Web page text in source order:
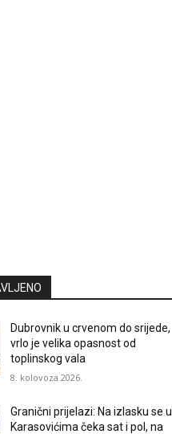
Dubrovnik u crvenom do srijede,
vrlo je velika opasnost od
toplinskog vala
8. kolovoza 2026.
Granični prijelazi: Na izlasku se u
Karasovićima čeka sat i pol, na